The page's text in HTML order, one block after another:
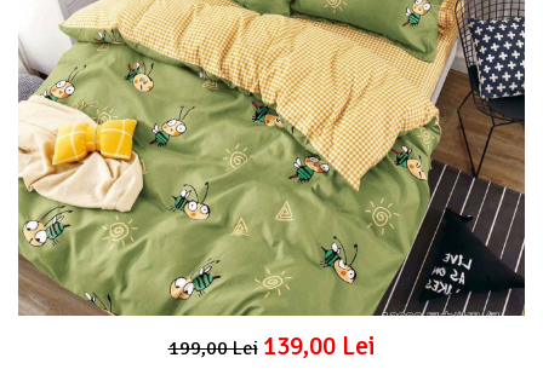
Lenjerii Pat Imprimeu 5D cu Elastic
Cearceaf cu Elastic pat 1 Persoana
Cearceaf cu Elastic pat 2 Persoane
Lenjerii Pat Inimi Brodate
Lenjerii Pat, Bumbac-Finet Premium, 1
Persoana
Lenjerii Pat, Bumbac-Finet Premium, 2
Persoane
Cearceaf cu Elastic
Cearceaf Normal
199,00 Lei 139,00 Lei